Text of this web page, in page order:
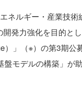
ネルギー・産業技術
発力強化を目的と
）」（※）の第3期公
モデルの構築」が